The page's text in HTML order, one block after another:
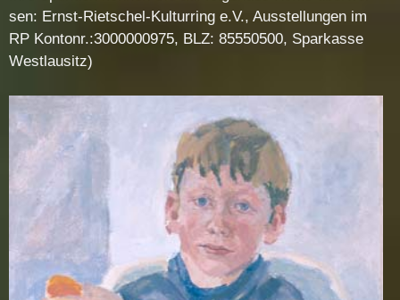
sen: Ernst-Riet­schel-Kul­tur­ring e.V., Aus­stel­lun­gen im
RP Kon­tonr.:3000000975, BLZ: 85550500, Spar­kas­se
West­lau­sitz)